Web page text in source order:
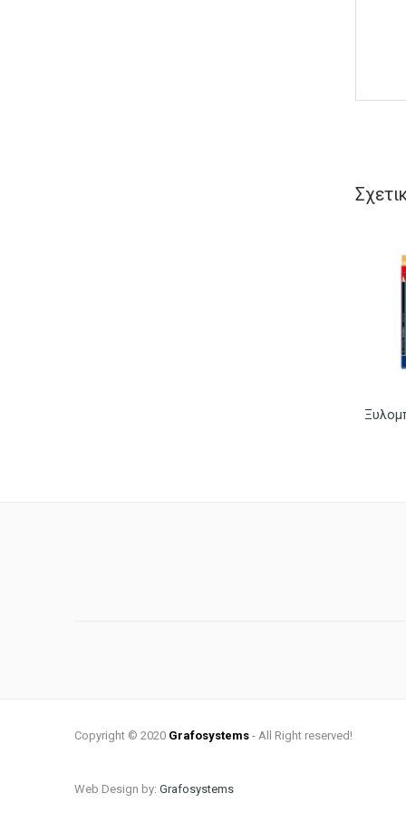
Copyright © 2020 Grafosystems- All Right reserved!
Web Design by: Grafosystems